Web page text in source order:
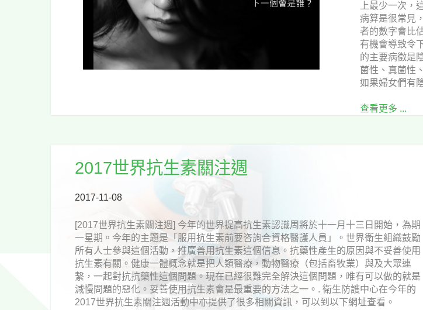
上最少一次，
病算是很常見
者的數字會比
有機會導致令
的主要病徵是
菌性、真菌性
如果婦女們有
查看更多 ...
2017世界抗生素關注週
2017-11-08
[2017世界抗生素關注週] 今年的世界提高抗生素認識周將於十一月十三日開始，為期
一星期。今年的主題是「服用抗生素前要咨詢合資格醫護人員」。世界衛生組織鼓勵
所有人士參與這個活動，推廣善用抗生素這個信息。抗藥性產生的原因與不妥善使用
抗生素有關。健康一體概念就是把人類醫療，動物醫療（包括畜牧業）與及大眾連
繫，一起對抗抗藥性這個問題。現在已經很難完全解決這個問題，唯有可以做的就是
減慢問題的惡化。妥善使用抗生素會是最重要的方法之一。. 衛生防護中心在今年的
2017世界抗生素關注週活動中亦提供了很多相關資訊，可以到以下網址查看。